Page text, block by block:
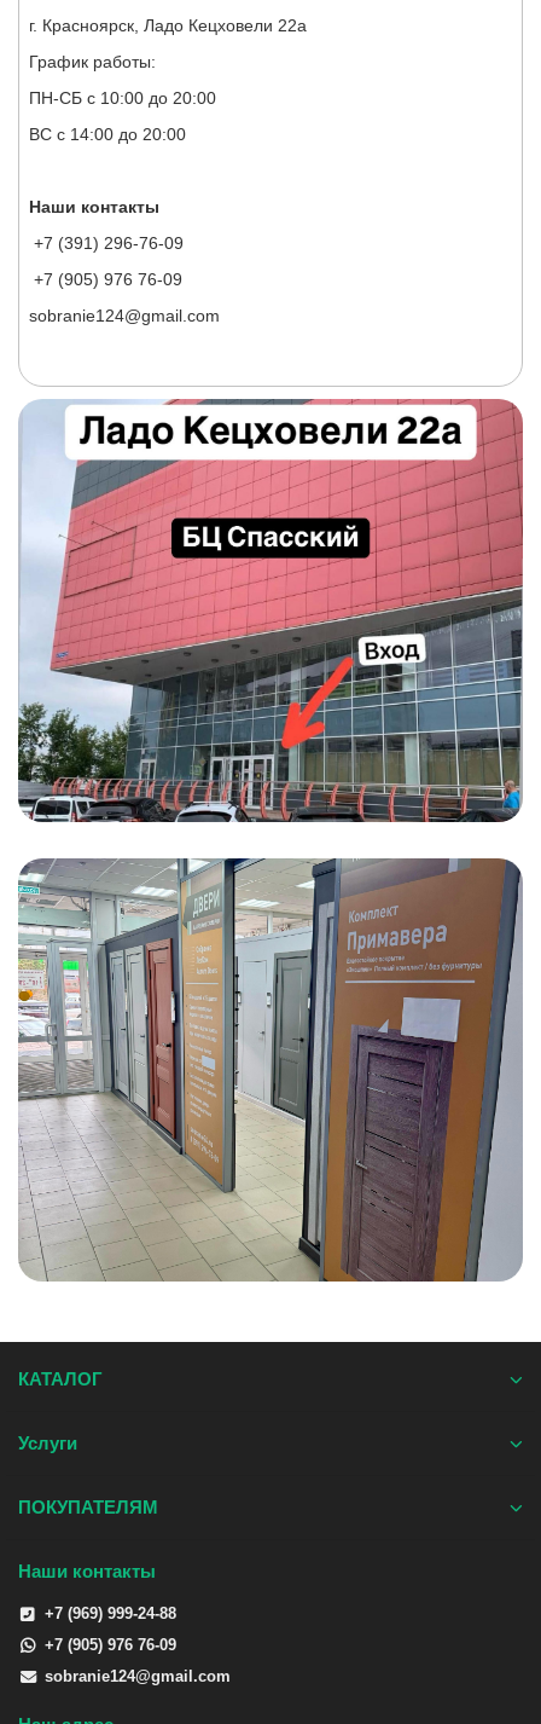
г. Красноярск, Ладо Кецховели 22а
График работы:
ПН-СБ с 10:00 до 20:00
ВС с 14:00 до 20:00
Наши контакты
+7 (391) 296-76-09
+7 (905) 976 76-09
sobranie124@gmail.com
КАТАЛОГ
Услуги
ПОКУПАТЕЛЯМ
Наши контакты
+7 (969) 999-24-88
+7 (905) 976 76-09
sobranie124@gmail.com